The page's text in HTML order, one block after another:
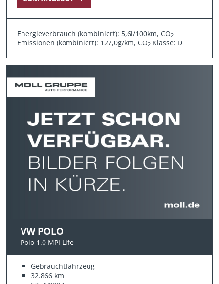
Energieverbrauch (kombiniert): 5,6l/100km, CO2
Emissionen (kombiniert): 127,0g/km, CO2 Klasse: D
VW POLO
Polo 1.0 MPI Life
Gebrauchtfahrzeug
32.866 km